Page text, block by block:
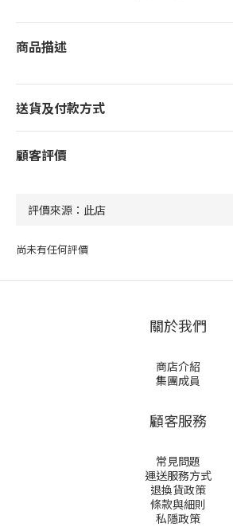
商品描述
送貨及付款方式
顧客評價
尚未有任何評價
關於我們
商店介紹
集團成員
顧客服務
常見問題
運送服務方式
退換貨政策
條款與細則
私隱政策